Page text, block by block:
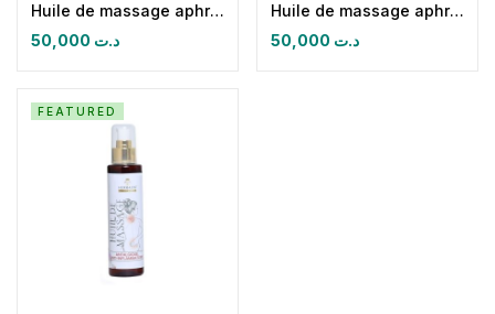
Huile de massage aphrodisiaque pour elle
د.ت
Huile de massage aphrodisiaque pour lui
د.ت
FEATURED